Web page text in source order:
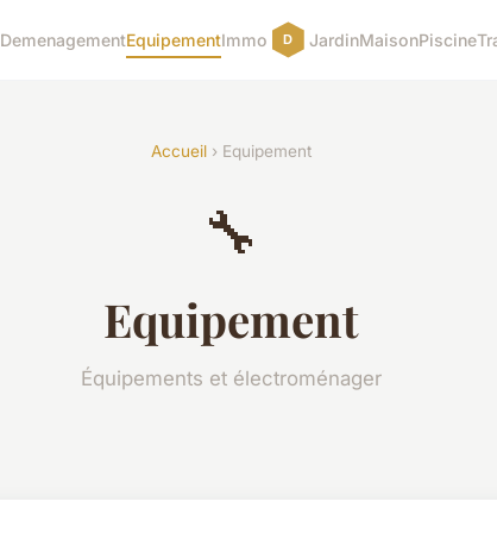
DemenagementEquipementImmo JardinMaisonPiscine
Accueil› Equipement
🔧
Equipement
Équipements et électroménager